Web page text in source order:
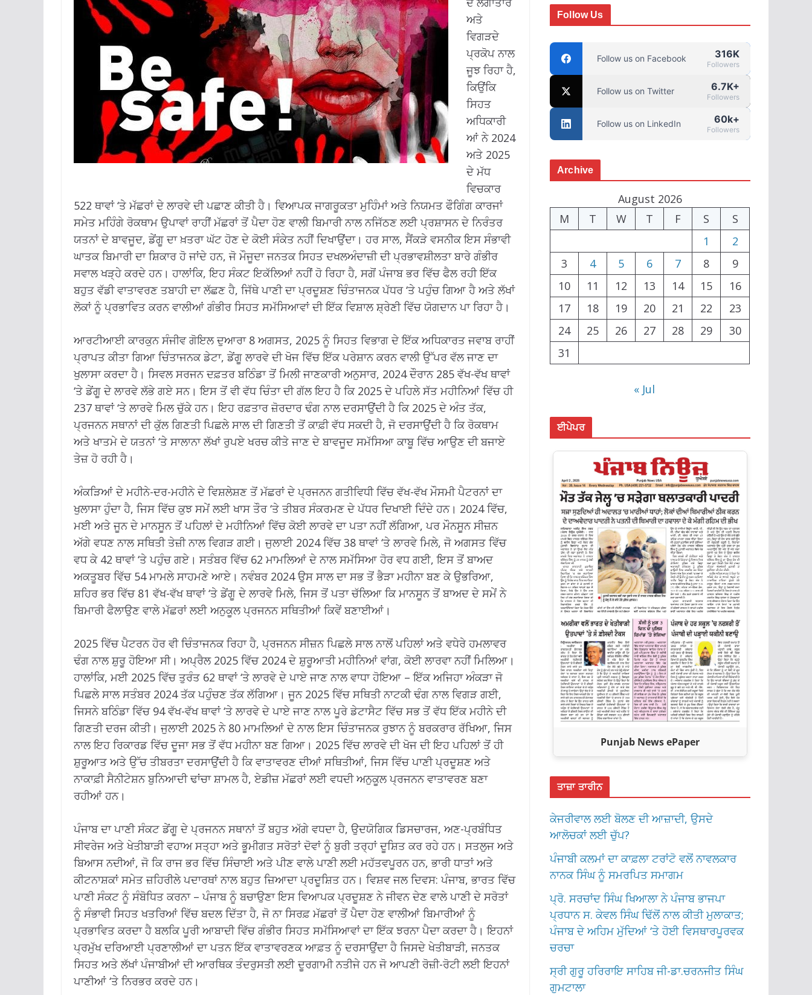
ਅਤੇ
ਵਿਗੜਦੇ
ਪ੍ਰਕੋਪ ਨਾਲ
ਜੂਝ ਰਿਹਾ ਹੈ,
ਕਿਉਂਕਿ
ਸਿਹਤ
ਅਧਿਕਾਰੀ
ਆਂ ਨੇ 2024
ਅਤੇ 2025
ਦੇ ਮੱਧ
ਵਿਚਕਾਰ
522 ਥਾਵਾਂ ‘ਤੇ ਮੱਛਰਾਂ ਦੇ ਲਾਰਵੇ ਦੀ ਪਛਾਣ ਕੀਤੀ ਹੈ। ਵਿਆਪਕ ਜਾਗਰੂਕਤਾ ਮੁਹਿੰਮਾਂ ਅਤੇ ਨਿਯਮਤ ਫੌਗਿੰਗ ਕਾਰਜਾਂ
ਸਮੇਤ ਮਹਿੰਗੇ ਰੋਕਥਾਮ ਉਪਾਵਾਂ ਰਾਹੀਂ ਮੱਛਰਾਂ ਤੋਂ ਪੈਦਾ ਹੋਣ ਵਾਲੀ ਬਿਮਾਰੀ ਨਾਲ ਨਜਿੱਠਣ ਲਈ ਪ੍ਰਸ਼ਾਸਨ ਦੇ ਨਿਰੰਤਰ
ਯਤਨਾਂ ਦੇ ਬਾਵਜੂਦ, ਡੇਂਗੂ ਦਾ ਖ਼ਤਰਾ ਘੱਟ ਹੋਣ ਦੇ ਕੋਈ ਸੰਕੇਤ ਨਹੀਂ ਦਿਖਾਉਂਦਾ। ਹਰ ਸਾਲ, ਸੈਂਕੜੇ ਵਸਨੀਕ ਇਸ ਸੰਭਾਵੀ
ਘਾਤਕ ਬਿਮਾਰੀ ਦਾ ਸ਼ਿਕਾਰ ਹੋ ਜਾਂਦੇ ਹਨ, ਜੋ ਮੌਜੂਦਾ ਜਨਤਕ ਸਿਹਤ ਦਖਲਅੰਦਾਜ਼ੀ ਦੀ ਪ੍ਰਭਾਵਸ਼ੀਲਤਾ ਬਾਰੇ ਗੰਭੀਰ
ਸਵਾਲ ਖੜ੍ਹੇ ਕਰਦੇ ਹਨ। ਹਾਲਾਂਕਿ, ਇਹ ਸੰਕਟ ਇਕੱਲਿਆਂ ਨਹੀਂ ਹੋ ਰਿਹਾ ਹੈ, ਸਗੋਂ ਪੰਜਾਬ ਭਰ ਵਿੱਚ ਫੈਲ ਰਹੀ ਇੱਕ
ਬਹੁਤ ਵੱਡੀ ਵਾਤਾਵਰਣ ਤਬਾਹੀ ਦਾ ਲੱਛਣ ਹੈ, ਜਿੱਥੇ ਪਾਣੀ ਦਾ ਪ੍ਰਦੂਸ਼ਣ ਚਿੰਤਾਜਨਕ ਪੱਧਰ ‘ਤੇ ਪਹੁੰਚ ਗਿਆ ਹੈ ਅਤੇ ਲੱਖਾਂ
ਲੋਕਾਂ ਨੂੰ ਪ੍ਰਭਾਵਿਤ ਕਰਨ ਵਾਲੀਆਂ ਗੰਭੀਰ ਸਿਹਤ ਸਮੱਸਿਆਵਾਂ ਦੀ ਇੱਕ ਵਿਸ਼ਾਲ ਸ਼੍ਰੇਣੀ ਵਿੱਚ ਯੋਗਦਾਨ ਪਾ ਰਿਹਾ ਹੈ।
ਆਰਟੀਆਈ ਕਾਰਕੁਨ ਸੰਜੀਵ ਗੋਇਲ ਦੁਆਰਾ 8 ਅਗਸਤ, 2025 ਨੂੰ ਸਿਹਤ ਵਿਭਾਗ ਦੇ ਇੱਕ ਅਧਿਕਾਰਤ ਜਵਾਬ ਰਾਹੀਂ
ਪ੍ਰਾਪਤ ਕੀਤਾ ਗਿਆ ਚਿੰਤਾਜਨਕ ਡੇਟਾ, ਡੇਂਗੂ ਲਾਰਵੇ ਦੀ ਖੋਜ ਵਿੱਚ ਇੱਕ ਪਰੇਸ਼ਾਨ ਕਰਨ ਵਾਲੀ ਉੱਪਰ ਵੱਲ ਜਾਣ ਦਾ
ਖੁਲਾਸਾ ਕਰਦਾ ਹੈ। ਸਿਵਲ ਸਰਜਨ ਦਫ਼ਤਰ ਬਠਿੰਡਾ ਤੋਂ ਮਿਲੀ ਜਾਣਕਾਰੀ ਅਨੁਸਾਰ, 2024 ਦੌਰਾਨ 285 ਵੱਖ-ਵੱਖ ਥਾਵਾਂ
‘ਤੇ ਡੇਂਗੂ ਦੇ ਲਾਰਵੇ ਲੱਭੇ ਗਏ ਸਨ। ਇਸ ਤੋਂ ਵੀ ਵੱਧ ਚਿੰਤਾ ਦੀ ਗੱਲ ਇਹ ਹੈ ਕਿ 2025 ਦੇ ਪਹਿਲੇ ਸੱਤ ਮਹੀਨਿਆਂ ਵਿੱਚ ਹੀ
237 ਥਾਵਾਂ ‘ਤੇ ਲਾਰਵੇ ਮਿਲ ਚੁੱਕੇ ਹਨ। ਇਹ ਰਫ਼ਤਾਰ ਜ਼ੋਰਦਾਰ ਢੰਗ ਨਾਲ ਦਰਸਾਉਂਦੀ ਹੈ ਕਿ 2025 ਦੇ ਅੰਤ ਤੱਕ,
ਪ੍ਰਜਨਨ ਸਥਾਨਾਂ ਦੀ ਕੁੱਲ ਗਿਣਤੀ ਪਿਛਲੇ ਸਾਲ ਦੀ ਗਿਣਤੀ ਤੋਂ ਕਾਫ਼ੀ ਵੱਧ ਸਕਦੀ ਹੈ, ਜੋ ਦਰਸਾਉਂਦੀ ਹੈ ਕਿ ਰੋਕਥਾਮ
ਅਤੇ ਖਾਤਮੇ ਦੇ ਯਤਨਾਂ ‘ਤੇ ਸਾਲਾਨਾ ਲੱਖਾਂ ਰੁਪਏ ਖਰਚ ਕੀਤੇ ਜਾਣ ਦੇ ਬਾਵਜੂਦ ਸਮੱਸਿਆ ਕਾਬੂ ਵਿੱਚ ਆਉਣ ਦੀ ਬਜਾਏ
ਤੇਜ਼ ਹੋ ਰਹੀ ਹੈ।
ਅੰਕੜਿਆਂ ਦੇ ਮਹੀਨੇ-ਦਰ-ਮਹੀਨੇ ਦੇ ਵਿਸ਼ਲੇਸ਼ਣ ਤੋਂ ਮੱਛਰਾਂ ਦੇ ਪ੍ਰਜਨਨ ਗਤੀਵਿਧੀ ਵਿੱਚ ਵੱਖ-ਵੱਖ ਮੌਸਮੀ ਪੈਟਰਨਾਂ ਦਾ
ਖੁਲਾਸਾ ਹੁੰਦਾ ਹੈ, ਜਿਸ ਵਿੱਚ ਕੁਝ ਸਮੇਂ ਲਈ ਖਾਸ ਤੌਰ ‘ਤੇ ਤੀਬਰ ਸੰਕਰਮਣ ਦੇ ਪੱਧਰ ਦਿਖਾਈ ਦਿੰਦੇ ਹਨ। 2024 ਵਿੱਚ,
ਮਈ ਅਤੇ ਜੂਨ ਦੇ ਮਾਨਸੂਨ ਤੋਂ ਪਹਿਲਾਂ ਦੇ ਮਹੀਨਿਆਂ ਵਿੱਚ ਕੋਈ ਲਾਰਵੇ ਦਾ ਪਤਾ ਨਹੀਂ ਲੱਗਿਆ, ਪਰ ਮੌਨਸੂਨ ਸੀਜ਼ਨ
ਅੱਗੇ ਵਧਣ ਨਾਲ ਸਥਿਤੀ ਤੇਜ਼ੀ ਨਾਲ ਵਿਗੜ ਗਈ। ਜੁਲਾਈ 2024 ਵਿੱਚ 38 ਥਾਵਾਂ ‘ਤੇ ਲਾਰਵੇ ਮਿਲੇ, ਜੋ ਅਗਸਤ ਵਿੱਚ
ਵਧ ਕੇ 42 ਥਾਵਾਂ ‘ਤੇ ਪਹੁੰਚ ਗਏ। ਸਤੰਬਰ ਵਿੱਚ 62 ਮਾਮਲਿਆਂ ਦੇ ਨਾਲ ਸਮੱਸਿਆ ਹੋਰ ਵਧ ਗਈ, ਇਸ ਤੋਂ ਬਾਅਦ
ਅਕਤੂਬਰ ਵਿੱਚ 54 ਮਾਮਲੇ ਸਾਹਮਣੇ ਆਏ। ਨਵੰਬਰ 2024 ਉਸ ਸਾਲ ਦਾ ਸਭ ਤੋਂ ਭੈੜਾ ਮਹੀਨਾ ਬਣ ਕੇ ਉਭਰਿਆ,
ਸ਼ਹਿਰ ਭਰ ਵਿੱਚ 81 ਵੱਖ-ਵੱਖ ਥਾਵਾਂ ‘ਤੇ ਡੇਂਗੂ ਦੇ ਲਾਰਵੇ ਮਿਲੇ, ਜਿਸ ਤੋਂ ਪਤਾ ਚੱਲਿਆ ਕਿ ਮਾਨਸੂਨ ਤੋਂ ਬਾਅਦ ਦੇ ਸਮੇਂ ਨੇ
ਬਿਮਾਰੀ ਫੈਲਾਉਣ ਵਾਲੇ ਮੱਛਰਾਂ ਲਈ ਅਨੁਕੂਲ ਪ੍ਰਜਨਨ ਸਥਿਤੀਆਂ ਕਿਵੇਂ ਬਣਾਈਆਂ।
2025 ਵਿੱਚ ਪੈਟਰਨ ਹੋਰ ਵੀ ਚਿੰਤਾਜਨਕ ਰਿਹਾ ਹੈ, ਪ੍ਰਜਨਨ ਸੀਜ਼ਨ ਪਿਛਲੇ ਸਾਲ ਨਾਲੋਂ ਪਹਿਲਾਂ ਅਤੇ ਵਧੇਰੇ ਹਮਲਾਵਰ
ਢੰਗ ਨਾਲ ਸ਼ੁਰੂ ਹੋਇਆ ਸੀ। ਅਪ੍ਰੈਲ 2025 ਵਿੱਚ 2024 ਦੇ ਸ਼ੁਰੂਆਤੀ ਮਹੀਨਿਆਂ ਵਾਂਗ, ਕੋਈ ਲਾਰਵਾ ਨਹੀਂ ਮਿਲਿਆ।
ਹਾਲਾਂਕਿ, ਮਈ 2025 ਵਿੱਚ ਤੁਰੰਤ 62 ਥਾਵਾਂ ‘ਤੇ ਲਾਰਵੇ ਦੇ ਪਾਏ ਜਾਣ ਨਾਲ ਵਾਧਾ ਹੋਇਆ – ਇੱਕ ਅਜਿਹਾ ਅੰਕੜਾ ਜੋ
ਪਿਛਲੇ ਸਾਲ ਸਤੰਬਰ 2024 ਤੱਕ ਪਹੁੰਚਣ ਤੱਕ ਲੱਗਿਆ। ਜੂਨ 2025 ਵਿੱਚ ਸਥਿਤੀ ਨਾਟਕੀ ਢੰਗ ਨਾਲ ਵਿਗੜ ਗਈ,
ਜਿਸਨੇ ਬਠਿੰਡਾ ਵਿੱਚ 94 ਵੱਖ-ਵੱਖ ਥਾਵਾਂ ‘ਤੇ ਲਾਰਵੇ ਦੇ ਪਾਏ ਜਾਣ ਨਾਲ ਪੂਰੇ ਡੇਟਾਸੈਟ ਵਿੱਚ ਸਭ ਤੋਂ ਵੱਧ ਇੱਕ ਮਹੀਨੇ ਦੀ
ਗਿਣਤੀ ਦਰਜ ਕੀਤੀ। ਜੁਲਾਈ 2025 ਨੇ 80 ਮਾਮਲਿਆਂ ਦੇ ਨਾਲ ਇਸ ਚਿੰਤਾਜਨਕ ਰੁਝਾਨ ਨੂੰ ਬਰਕਰਾਰ ਰੱਖਿਆ, ਜਿਸ
ਨਾਲ ਇਹ ਰਿਕਾਰਡ ਵਿੱਚ ਦੂਜਾ ਸਭ ਤੋਂ ਵੱਧ ਮਹੀਨਾ ਬਣ ਗਿਆ। 2025 ਵਿੱਚ ਲਾਰਵੇ ਦੀ ਖੋਜ ਦੀ ਇਹ ਪਹਿਲਾਂ ਤੋਂ ਹੀ
ਸ਼ੁਰੂਆਤ ਅਤੇ ਉੱਚ ਤੀਬਰਤਾ ਦਰਸਾਉਂਦੀ ਹੈ ਕਿ ਵਾਤਾਵਰਣ ਦੀਆਂ ਸਥਿਤੀਆਂ, ਜਿਸ ਵਿੱਚ ਪਾਣੀ ਪ੍ਰਦੂਸ਼ਣ ਅਤੇ
ਨਾਕਾਫ਼ੀ ਸੈਨੀਟੇਸ਼ਨ ਬੁਨਿਆਦੀ ਢਾਂਚਾ ਸ਼ਾਮਲ ਹੈ, ਏਡੀਜ਼ ਮੱਛਰਾਂ ਲਈ ਵਧਦੀ ਅਨੁਕੂਲ ਪ੍ਰਜਨਨ ਵਾਤਾਵਰਣ ਬਣਾ
ਰਹੀਆਂ ਹਨ।
ਪੰਜਾਬ ਦਾ ਪਾਣੀ ਸੰਕਟ ਡੇਂਗੂ ਦੇ ਪ੍ਰਜਨਨ ਸਥਾਨਾਂ ਤੋਂ ਬਹੁਤ ਅੱਗੇ ਵਧਦਾ ਹੈ, ਉਦਯੋਗਿਕ ਡਿਸਚਾਰਜ, ਅਣ-ਪ੍ਰਬੰਧਿਤ
ਸੀਵਰੇਜ ਅਤੇ ਖੇਤੀਬਾੜੀ ਵਹਾਅ ਸਤ੍ਹਾ ਅਤੇ ਭੂਮੀਗਤ ਸਰੋਤਾਂ ਦੋਵਾਂ ਨੂੰ ਬੁਰੀ ਤਰ੍ਹਾਂ ਦੂਸ਼ਿਤ ਕਰ ਰਹੇ ਹਨ। ਸਤਲੁਜ ਅਤੇ
ਬਿਆਸ ਨਦੀਆਂ, ਜੋ ਕਿ ਰਾਜ ਭਰ ਵਿੱਚ ਸਿੰਚਾਈ ਅਤੇ ਪੀਣ ਵਾਲੇ ਪਾਣੀ ਲਈ ਮਹੱਤਵਪੂਰਨ ਹਨ, ਭਾਰੀ ਧਾਤਾਂ ਅਤੇ
ਕੀਟਨਾਸ਼ਕਾਂ ਸਮੇਤ ਜ਼ਹਿਰੀਲੇ ਪਦਾਰਥਾਂ ਨਾਲ ਬਹੁਤ ਜ਼ਿਆਦਾ ਪ੍ਰਦੂਸ਼ਿਤ ਹਨ। ਵਿਸ਼ਵ ਜਲ ਦਿਵਸ: ਪੰਜਾਬ, ਭਾਰਤ ਵਿੱਚ
ਪਾਣੀ ਸੰਕਟ ਨੂੰ ਸੰਬੋਧਿਤ ਕਰਨਾ – ਪੰਜਾਬ ਨੂੰ ਬਚਾਉਣਾ ਇਸ ਵਿਆਪਕ ਪ੍ਰਦੂਸ਼ਣ ਨੇ ਜੀਵਨ ਦੇਣ ਵਾਲੇ ਪਾਣੀ ਦੇ ਸਰੋਤਾਂ
ਨੂੰ ਸੰਭਾਵੀ ਸਿਹਤ ਖਤਰਿਆਂ ਵਿੱਚ ਬਦਲ ਦਿੱਤਾ ਹੈ, ਜੋ ਨਾ ਸਿਰਫ਼ ਮੱਛਰਾਂ ਤੋਂ ਪੈਦਾ ਹੋਣ ਵਾਲੀਆਂ ਬਿਮਾਰੀਆਂ ਨੂੰ
ਪ੍ਰਭਾਵਿਤ ਕਰਦਾ ਹੈ ਬਲਕਿ ਪੂਰੀ ਆਬਾਦੀ ਵਿੱਚ ਗੰਭੀਰ ਸਿਹਤ ਸਮੱਸਿਆਵਾਂ ਦਾ ਇੱਕ ਝਰਨਾ ਪੈਦਾ ਕਰਦਾ ਹੈ। ਇਹਨਾਂ
ਪ੍ਰਮੁੱਖ ਦਰਿਆਈ ਪ੍ਰਣਾਲੀਆਂ ਦਾ ਪਤਨ ਇੱਕ ਵਾਤਾਵਰਣਕ ਆਫ਼ਤ ਨੂੰ ਦਰਸਾਉਂਦਾ ਹੈ ਜਿਸਦੇ ਖੇਤੀਬਾੜੀ, ਜਨਤਕ
ਸਿਹਤ ਅਤੇ ਲੱਖਾਂ ਪੰਜਾਬੀਆਂ ਦੀ ਆਰਥਿਕ ਤੰਦਰੁਸਤੀ ਲਈ ਦੂਰਗਾਮੀ ਨਤੀਜੇ ਹਨ ਜੋ ਆਪਣੀ ਰੋਜ਼ੀ-ਰੋਟੀ ਲਈ ਇਹਨਾਂ
ਪਾਣੀਆਂ ‘ਤੇ ਨਿਰਭਰ ਕਰਦੇ ਹਨ।
Follow Us
Follow us on Facebook 316K
Followers
Follow us on Twitter 6.7K+
Followers
Follow us on LinkedIn 60k+
Followers
Archive
August 2026
M
T W T F S
S
1
2
3
4 5 6 7 8
9
10
11 12 13 14 15
16
17
18 19 20 21 22
23
24
25 26 27 28 29
30
31
« Jul
ਈਪੇਪਰ
Punjab News ePaper
ਤਾਜ਼ਾ ਤਾਰੀਨ
ਕੇਜਰੀਵਾਲ ਲਈ ਬੋਲਣ ਦੀ ਆਜ਼ਾਦੀ, ਉਸਦੇ
ਆਲੋਚਕਾਂ ਲਈ ਚੁੱਪ?
ਪੰਜਾਬੀ ਕਲਮਾਂ ਦਾ ਕਾਫ਼ਲਾ ਟਰਾਂਟੋ ਵਲੋਂ ਨਾਵਲਕਾਰ
ਨਾਨਕ ਸਿੰਘ ਨੂੰ ਸਮਰਪਿਤ ਸਮਾਗਮ
ਪ੍ਰੋ. ਸਰਚਾਂਦ ਸਿੰਘ ਖਿਆਲਾ ਨੇ ਪੰਜਾਬ ਭਾਜਪਾ
ਪ੍ਰਧਾਨ ਸ. ਕੇਵਲ ਸਿੰਘ ਢਿੱਲੋਂ ਨਾਲ ਕੀਤੀ ਮੁਲਾਕਾਤ;
ਪੰਜਾਬ ਦੇ ਅਹਿਮ ਮੁੱਦਿਆਂ ‘ਤੇ ਹੋਈ ਵਿਸਥਾਰਪੂਰਵਕ
ਚਰਚਾ
ਸ੍ਰੀ ਗੁਰੂ ਹਰਿਰਾਇ ਸਾਹਿਬ ਜੀ-ਡਾ.ਚਰਨਜੀਤ ਸਿੰਘ
ਗੁਮਟਾਲਾ